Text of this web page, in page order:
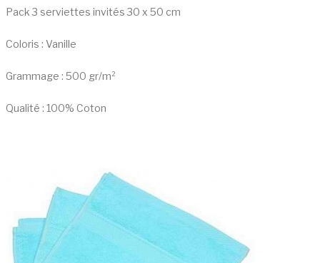
Pack 3 serviettes invités 30 x 50 cm
Coloris : Vanille
Grammage : 500 gr/m²
Qualité : 100% Coton